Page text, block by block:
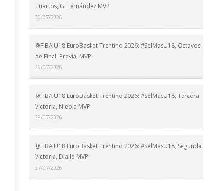
Cuartos, G. Fernández MVP
30/07/2026
@FIBA U18 EuroBasket Trentino 2026: #SelMasU18, Octavos
de Final, Previa, MVP
29/07/2026
@FIBA U18 EuroBasket Trentino 2026: #SelMasU18, Tercera
Victoria, Niebla MVP
28/07/2026
@FIBA U18 EuroBasket Trentino 2026: #SelMasU18, Segunda
Victoria, Diallo MVP
27/07/2026